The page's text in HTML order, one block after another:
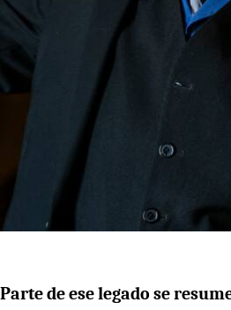
Parte de ese legado se